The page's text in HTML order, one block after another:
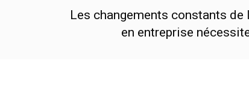
Les changements constants
en entreprise